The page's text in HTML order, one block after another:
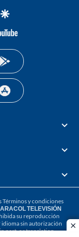
google
youtube-
Términos y condiciones
TELEVISIÓN
su reproducción
sin autorización
part, or translation